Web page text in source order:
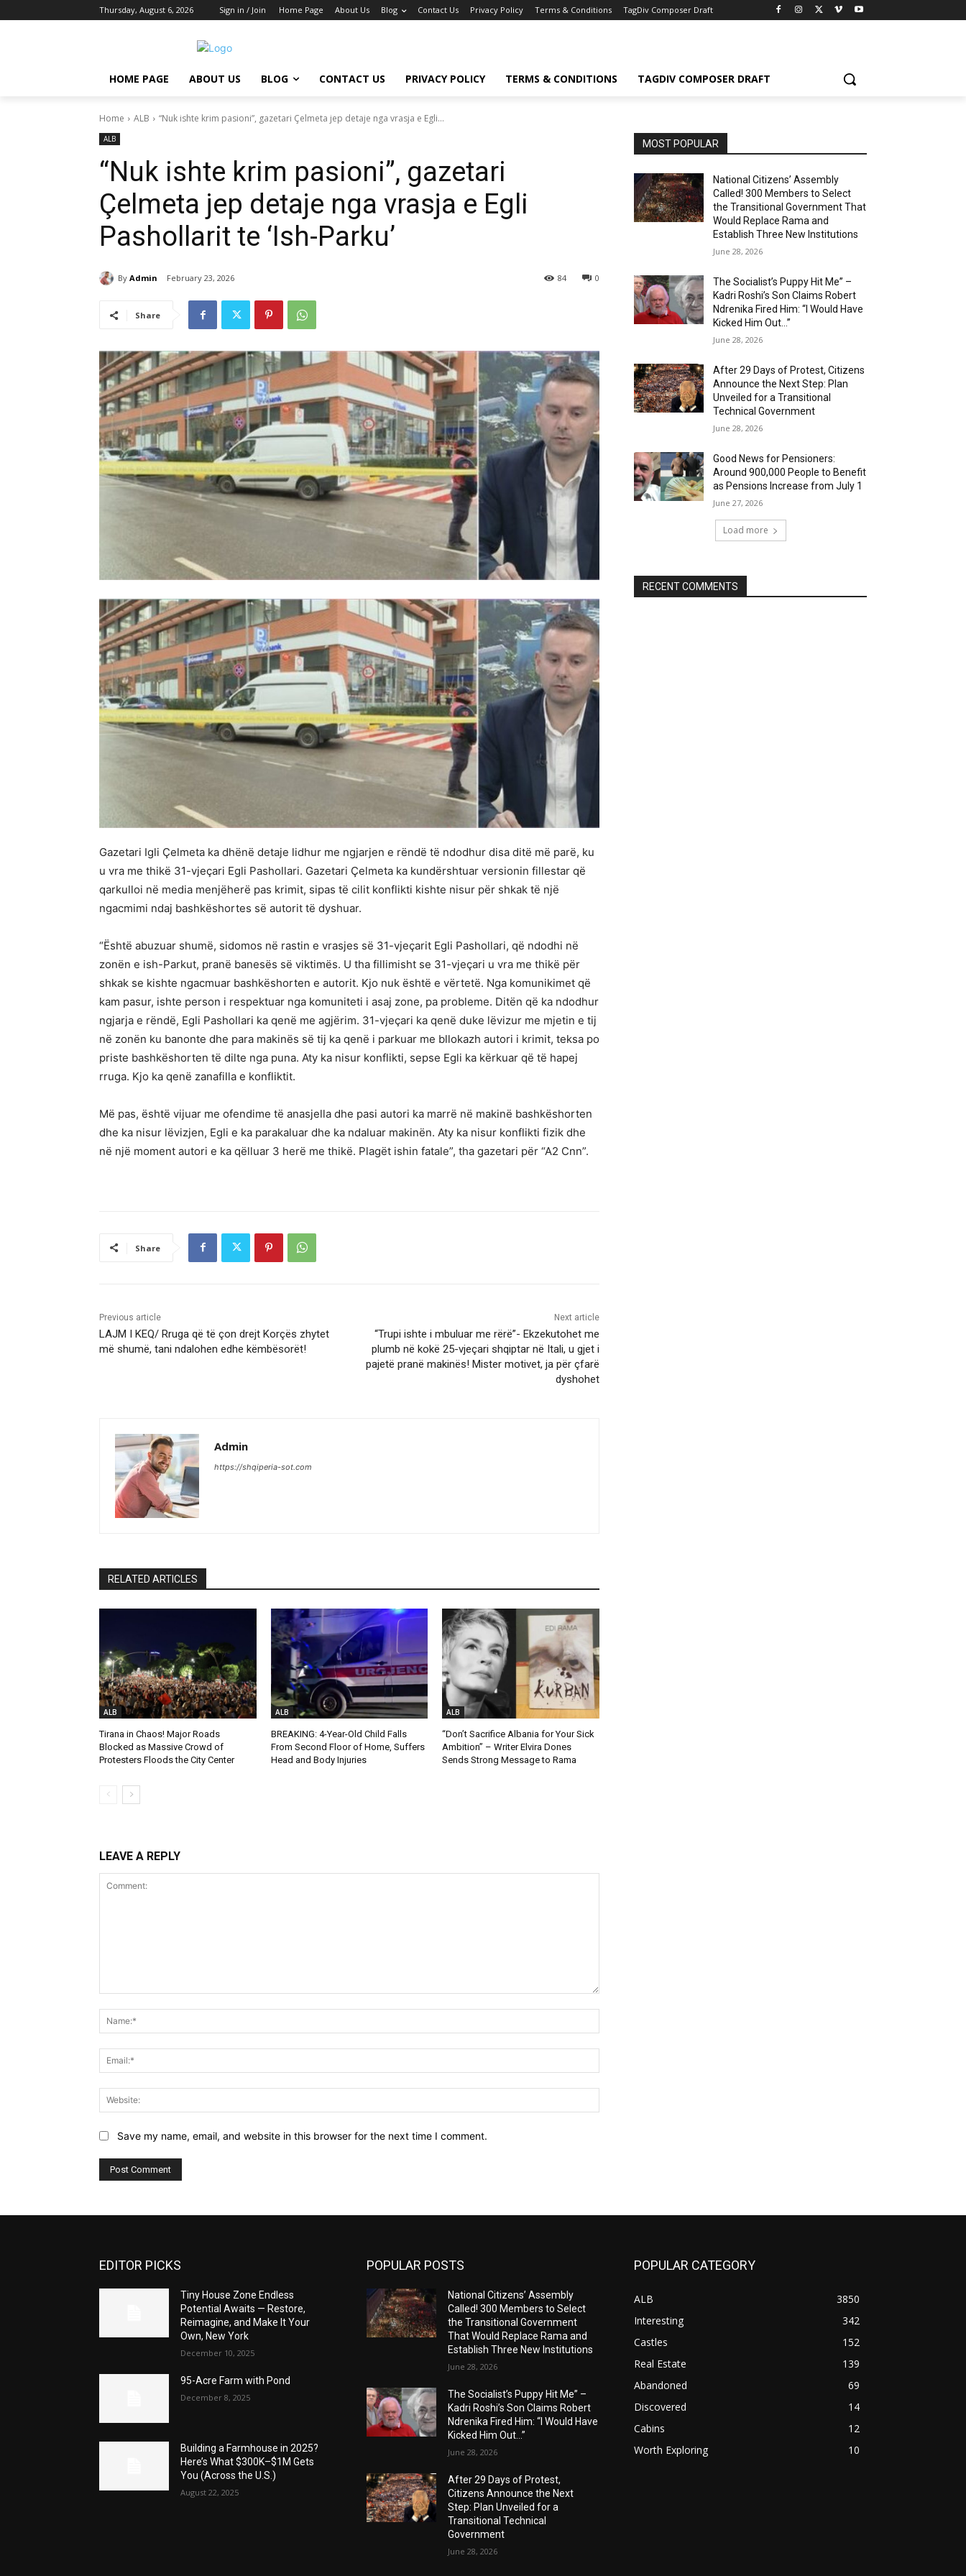
Thursday, August 6, 2026 Sign in / Join Home Page About Us Blog Contact Us Privacy Policy Terms & Conditions TagDiv Composer Draft
HOME PAGE ABOUT US BLOG CONTACT US PRIVACY POLICY TERMS & CONDITIONS TAGDIV COMPOSER DRAFT
Home ALB “Nuk ishte krim pasioni”, gazetari Çelmeta jep detaje nga vrasja e Egli...
ALB
“Nuk ishte krim pasioni”, gazetari
Çelmeta jep detaje nga vrasja e Egli
Pashollarit te ‘Ish-Parku’
By Admin February 23, 2026 0
84
Share
Gazetari Igli Çelmeta ka dhënë detaje lidhur me ngjarjen e rëndë të ndodhur disa ditë më parë, ku
u vra me thikë 31-vjeçari Egli Pashollari. Gazetari Çelmeta ka kundërshtuar versionin fillestar që
qarkulloi në media menjëherë pas krimit, sipas të cilit konflikti kishte nisur për shkak të një
ngacmimi ndaj bashkëshortes së autorit të dyshuar.
“Është abuzuar shumë, sidomos në rastin e vrasjes së 31-vjeçarit Egli Pashollari, që ndodhi në
zonën e ish-Parkut, pranë banesës së viktimës. U tha fillimisht se 31-vjeçari u vra me thikë për
shkak se kishte ngacmuar bashkëshorten e autorit. Kjo nuk është e vërtetë. Nga komunikimet që
kam pasur, ishte person i respektuar nga komuniteti i asaj zone, pa probleme. Ditën që ka ndodhur
ngjarja e rëndë, Egli Pashollari ka qenë me agjërim. 31-vjeçari ka qenë duke lëvizur me mjetin e tij
në zonën ku banonte dhe para makinës së tij ka qenë i parkuar me bllokazh autori i krimit, teksa po
priste bashkëshorten të dilte nga puna. Aty ka nisur konflikti, sepse Egli ka kërkuar që të hapej
rruga. Kjo ka qenë zanafilla e konfliktit.
Më pas, është vijuar me ofendime të anasjella dhe pasi autori ka marrë në makinë bashkëshorten
dhe ka nisur lëvizjen, Egli e ka parakaluar dhe ka ndaluar makinën. Aty ka nisur konflikti fizik dhe
në një moment autori e ka qëlluar 3 herë me thikë. Plagët ishin fatale”, tha gazetari për “A2 Cnn”.
Share
Previous article
LAJM I KEQ/ Rruga që të çon drejt Korçës zhytet
më shumë, tani ndalohen edhe këmbësorët!
Next article
“Trupi ishte i mbuluar me rërë”- Ekzekutohet me
plumb në kokë 25-vjeçari shqiptar në Itali, u gjet i
pajetë pranë makinës! Mister motivet, ja për çfarë
dyshohet
Admin
https://shqiperia-sot.com
RELATED ARTICLES
ALB
Tirana in Chaos! Major Roads
Blocked as Massive Crowd of
Protesters Floods the City Center
ALB
BREAKING: 4-Year-Old Child Falls
From Second Floor of Home, Suffers
Head and Body Injuries
ALB
“Don’t Sacrifice Albania for Your Sick
Ambition” – Writer Elvira Dones
Sends Strong Message to Rama
LEAVE A REPLY
Save my name, email, and website in this browser for the next time I comment.
MOST POPULAR
National Citizens’ Assembly
Called! 300 Members to Select
the Transitional Government That
Would Replace Rama and
Establish Three New Institutions
June 28, 2026
The Socialist’s Puppy Hit Me” –
Kadri Roshi’s Son Claims Robert
Ndrenika Fired Him: “I Would Have
Kicked Him Out…”
June 28, 2026
After 29 Days of Protest, Citizens
Announce the Next Step: Plan
Unveiled for a Transitional
Technical Government
June 28, 2026
Good News for Pensioners:
Around 900,000 People to Benefit
as Pensions Increase from July 1
June 27, 2026
Load more
RECENT COMMENTS
EDITOR PICKS
Tiny House Zone Endless
Potential Awaits — Restore,
Reimagine, and Make It Your
Own, New York
December 10, 2025
95-Acre Farm with Pond
December 8, 2025
Building a Farmhouse in 2025?
Here’s What $300K–$1M Gets
You (Across the U.S.)
August 22, 2025
POPULAR POSTS
National Citizens’ Assembly
Called! 300 Members to Select
the Transitional Government
That Would Replace Rama and
Establish Three New Institutions
June 28, 2026
The Socialist’s Puppy Hit Me” –
Kadri Roshi’s Son Claims Robert
Ndrenika Fired Him: “I Would Have
Kicked Him Out…”
June 28, 2026
After 29 Days of Protest,
Citizens Announce the Next
Step: Plan Unveiled for a
Transitional Technical
Government
June 28, 2026
POPULAR CATEGORY
ALB
3850
Interesting
342
Castles
152
Real Estate
139
Abandoned
69
Discovered
14
Cabins
12
Worth Exploring
10